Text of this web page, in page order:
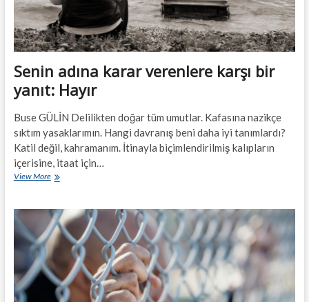
Senin adına karar verenlere karşı bir
yanıt: Hayır
Buse GÜLİN Delilikten doğar tüm umutlar. Kafasına nazikçe
sıktım yasaklarımın. Hangi davranış beni daha iyi tanımlardı?
Katil değil, kahramanım. İtinayla biçimlendirilmiş kalıpların
içerisine, itaat için…
View MoreSenin
verenlere
karşı
bir
yanıt:
Hayır